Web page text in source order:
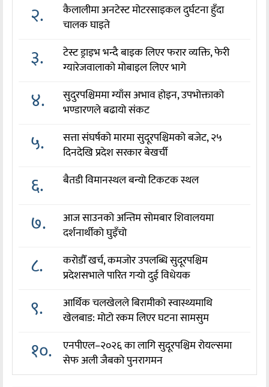
२.
कैलालीमा अनटेस्ट मोटरसाइकल दुर्घटना हुँदा
चालक घाइते
३.
टेस्ट ड्राइभ भन्दै बाइक लिएर फरार व्यक्ति, फेरी
ग्यारेजवालाको मोबाइल लिएर भागे
४.
सुदुरपश्चिममा ग्याँस अभाव होइन, उपभोक्ताको
भण्डारणले बढायो संकट
५.
सत्ता संघर्षको मारमा सुदूरपश्चिमको बजेट, २५
दिनदेखि प्रदेश सरकार बेखर्ची
६. बैतडी विमानस्थल बन्यो टिकटक स्थल
७.
आज साउनको अन्तिम सोमबार शिवालयमा
दर्शनार्थीको घुइँचो
८.
करोडौँ खर्च, कमजोर उपलब्धि सुदूरपश्चिम
प्रदेशसभाले पारित गर्‍यो दुई विधेयक
९.
आर्थिक चलखेलले बिरामीको स्वास्थ्यमाथि
खेलबाड: मोटो रकम लिएर घटना सामसुम
१०.
एनपीएल–२०२६ का लागि सुदूरपश्चिम रोयल्समा
सेफ अली जैबको पुनरागमन